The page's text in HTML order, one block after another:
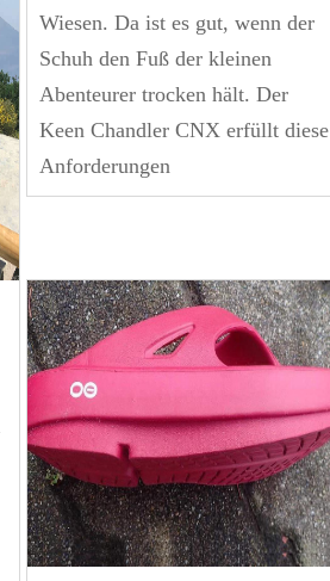
Wiesen. Da ist es gut, wenn der
Schuh den Fuß der kleinen
Abenteurer trocken hält. Der
Keen Chandler CNX erfüllt diese
Anforderungen